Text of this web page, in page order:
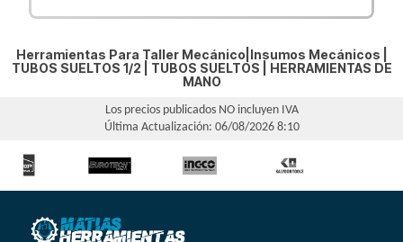
Herramientas Para Taller Mecánico|Insumos Mecánicos |
TUBOS SUELTOS 1/2| TUBOS SUELTOS
HERRAMIENTAS DE
MANO
Los precios publicados NO incluyen IVA
Última Actualización: 06/08/2026 8:10